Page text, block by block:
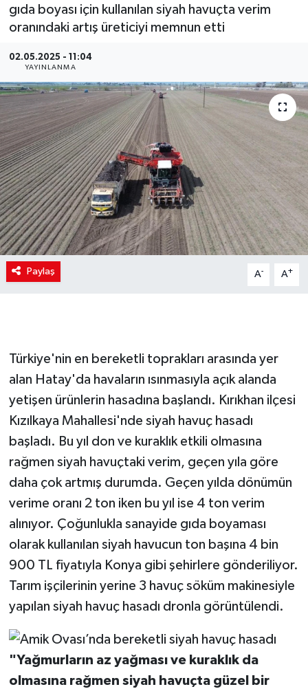
gıda boyası için kullanılan siyah havuçta verim
oranındaki artış üreticiyi memnun etti
02.05.2025 - 11:04
YAYINLANMA
Paylaş A- A+
Türkiye'nin en bereketli toprakları arasında yer
alan Hatay'da havaların ısınmasıyla açık alanda
yetişen ürünlerin hasadına başlandı. Kırıkhan ilçesi
Kızılkaya Mahallesi'nde siyah havuç hasadı
başladı. Bu yıl don ve kuraklık etkili olmasına
rağmen siyah havuçtaki verim, geçen yıla göre
daha çok artmış durumda. Geçen yılda dönümün
verime oranı 2 ton iken bu yıl ise 4 ton verim
alınıyor. Çoğunlukla sanayide gıda boyaması
olarak kullanılan siyah havucun ton başına 4 bin
900 TL fiyatıyla Konya gibi şehirlere gönderiliyor.
Tarım işçilerinin yerine 3 havuç söküm makinesiyle
yapılan siyah havuç hasadı dronla görüntülendi.
"Yağmurların az yağması ve kuraklık da
olmasına rağmen siyah havuçta güzel bir